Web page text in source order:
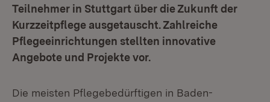
Teilnehmer in Stuttgart über die Zukunft der
Kurzzeitpflege ausgetauscht. Zahlreiche
Pflegeeinrichtungen stellten innovative
Angebote und Projekte vor.
Die meisten Pflegebedürftigen in Baden-